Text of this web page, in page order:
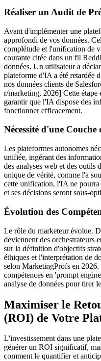
Réaliser un Audit de
Avant d'implémenter une
approfondi de vos données.
complétude et l'unification de
courante citée dans un fil
données. Un utilisateur a
plateforme d'IA a été retardée
nos données clients de
r/marketing, 2026] Cette étape
garantir que l'IA dispose des
fonctionner efficacement.
Nécessité d'une Couche
Les plateformes autonomes
unifiée, ingérant des
des analyses web et des outils
unique de vérité, comme l'a
cette unification, l'IA ne
et ses décisions seront sous-
Évolution des
Le rôle du marketeur évolue.
deviennent des orchestrateurs
sur la définition d'objectifs
éthiques et l'interprétation de
selon MarketingProfs en
compétences en 'prompt
analyse de données pour tirer
Maximiser le
(ROI) de Votre
L'investissement dans une
générer un ROI significatif,
comment le quantifier et